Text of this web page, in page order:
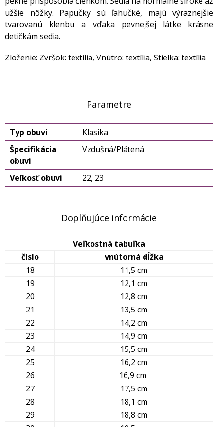
užšie nôžky. Papučky sú ľahučké, majú výraznejšie
tvarovanú klenbu a vďaka pevnejšej látke krásne
detičkám sedia.
Zloženie: Zvršok: textília, Vnútro: textília, Stielka: textília
Parametre
Typ obuvi
Klasika
Špecifikácia
obuvi
Vzdušná/Plátená
Veľkosť obuvi 22, 23
Doplňujúce informácie
Veľkostná tabuľka
číslo
vnútorná dĺžka
18
11,5 cm
19
12,1 cm
20
12,8 cm
21
13,5 cm
22
14,2 cm
23
14,9 cm
24
15,5 cm
25
16,2 cm
26
16,9 cm
27
17,5 cm
28
18,1 cm
29
18,8 cm